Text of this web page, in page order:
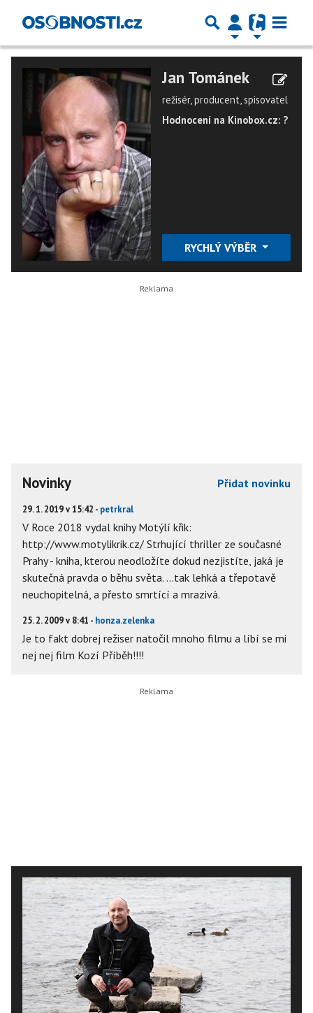
Jan Tománek
režisér, producent, spisovatel
Hodnocení na Kinobox.cz: ?
RYCHLÝ VÝBĚR
Novinky Přidat novinku
29. 1. 2019 v 15:42 - petrkral
V Roce 2018 vydal knihy Motýlí křik:
http://www.motylikrik.cz/ Strhující thriller ze současné
Prahy - kniha, kterou neodložíte dokud nezjistíte, jaká je
skutečná pravda o běhu světa. …tak lehká a třepotavě
neuchopitelná, a přesto smrtící a mrazivá.
25. 2. 2009 v 8:41 - honza.zelenka
Je to fakt dobrej režiser natočil mnoho filmu a líbí se mi
nej nej film Kozí Příběh!!!!